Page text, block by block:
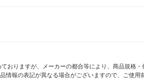
おりますが、メーカーの都合等により、商品規格
情報の表記が異なる場合がございますので、ご使